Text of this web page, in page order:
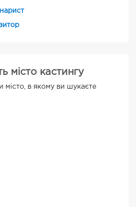
місто кастингу
місто, в якому ви шукаєте